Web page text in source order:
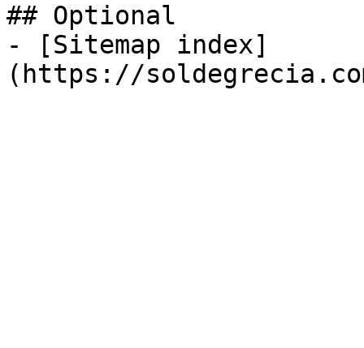
## Optional
- [Sitemap index]